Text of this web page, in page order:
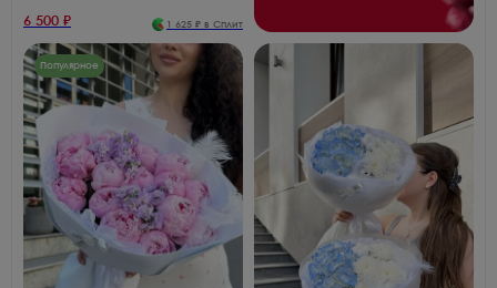
6 500 ₽ 1 625 ₽ в Сплит
Популярное